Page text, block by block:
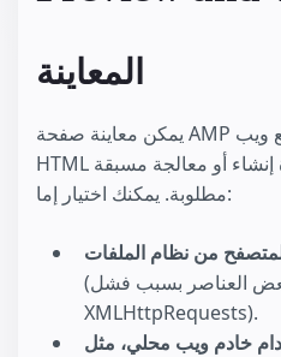
المعاينة
يمكن معاينة صفحة AMP تمامًا مثلما تعاين أي موقع ويب
HTML ثابت آخر. لا توجد خطوة إنشاء أو معالجة مسبقة
مطلوبة. يمكنك اختيار إما:
من نظام الملفات
(قد لا تعمل بعض العناصر بسبب فشل
XMLHttpRequests).